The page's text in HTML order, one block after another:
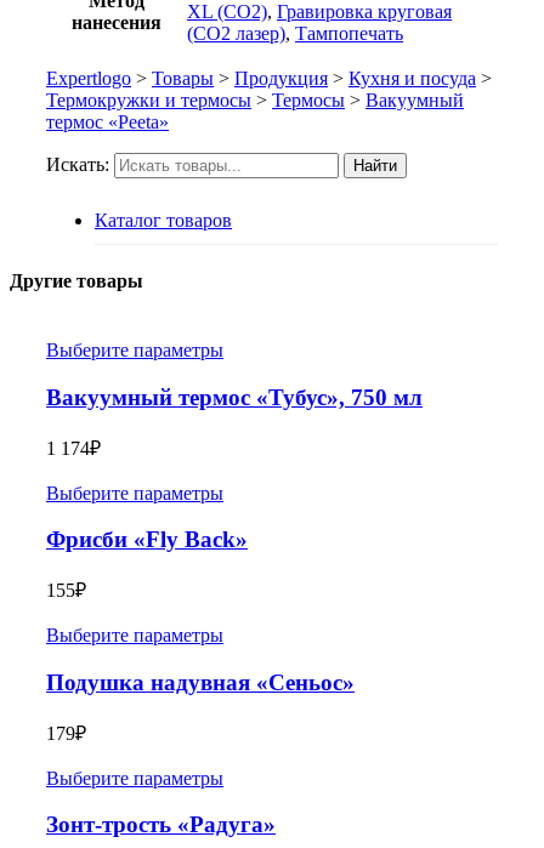
нанесения
XL (СО2), Гравировка круговая
(CO2 лазер), Тампопечать
Expertlogo > Товары > Продукция > Кухня и посуда >
Термокружки и термосы > Термосы > Вакуумный
термос «Peeta»
Искать: Найти
Каталог товаров
Другие товары
Выберите параметры
Вакуумный термос «Тубус», 750 мл
1 174₽
Выберите параметры
Фрисби «Fly Back»
155₽
Выберите параметры
Подушка надувная «Сеньос»
179₽
Выберите параметры
Зонт-трость «Радуга»